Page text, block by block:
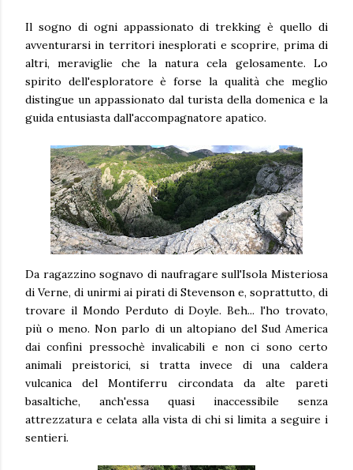
Il sogno di ogni appassionato di trekking è quello di
avventurarsi in territori inesplorati e scoprire, prima di
altri, meraviglie che la natura cela gelosamente. Lo
spirito dell'esploratore è forse la qualità che meglio
distingue un appassionato dal turista della domenica e la
guida entusiasta dall'accompagnatore apatico.
Da ragazzino sognavo di naufragare sull'Isola Misteriosa
di Verne, di unirmi ai pirati di Stevenson e, soprattutto, di
trovare il Mondo Perduto di Doyle. Beh... l'ho trovato,
più o meno. Non parlo di un altopiano del Sud America
dai confini pressochè invalicabili e non ci sono certo
animali preistorici, si tratta invece di una caldera
vulcanica del Montiferru circondata da alte pareti
basaltiche, anch'essa quasi inaccessibile senza
attrezzatura e celata alla vista di chi si limita a seguire i
sentieri.